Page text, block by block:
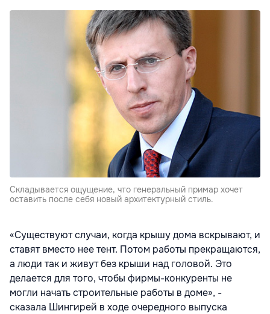
Складывается ощущение, что генеральный примар хочет
оставить после себя новый архитектурный стиль.
«Существуют случаи, когда крышу дома вскрывают, и
ставят вместо нее тент. Потом работы прекращаются,
а люди так и живут без крыши над головой. Это
делается для того, чтобы фирмы-конкуренты не
могли начать строительные работы в доме», -
сказала Шингирей в ходе очередного выпуска